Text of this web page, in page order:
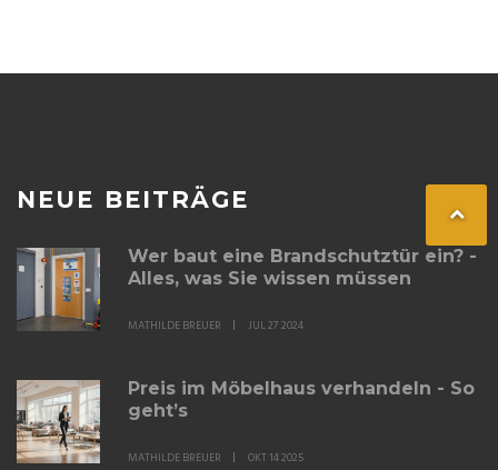
NEUE BEITRÄGE
Wer baut eine Brandschutztür ein? -
Alles, was Sie wissen müssen
MATHILDE BREUER JUL 27 2024
Preis im Möbelhaus verhandeln - So
geht’s
MATHILDE BREUER OKT 14 2025